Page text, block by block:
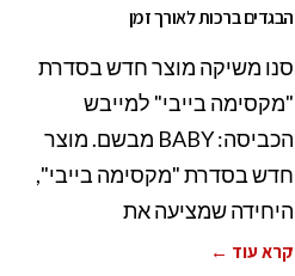
הבגדים ברכות לאורך זמן
סנו משיקה מוצר חדש בסדרת
"מקסימה בייבי" למייבש
הכביסה: BABY מבשם. מוצר
חדש בסדרת "מקסימה בייבי",
היחידה שמציעה את
קרא עוד ←